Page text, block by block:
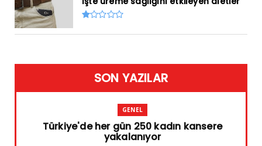
SON YAZILAR
GENEL
Türkiye'de her gün 250 kadın kansere
yakalanıyor